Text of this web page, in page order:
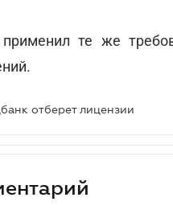
те же
отберет лицензии